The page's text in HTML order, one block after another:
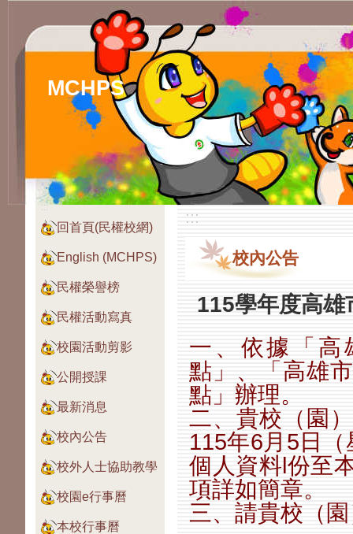
MCHPS
:::
回首頁(民權校網)
English (MCHPS)
民權榮譽榜
民權活動寫真
校園活動剪影
公開授課
最新消息
校內公告
校外人士協助教學
校園e行事曆
本校行事曆
:::
校內公告
115學年度高雄
一、依據「高
點」、「高雄
點」辦理。
二、貴校（園
115年6月5日
個人資料l份至
項詳如簡章。
三、請貴校（